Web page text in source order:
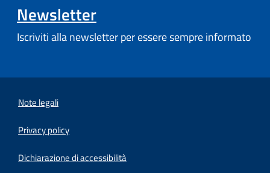
Newsletter
Iscriviti alla newsletter per essere sempre informato
Note legali
Privacy policy
Dichiarazione di accessibilità